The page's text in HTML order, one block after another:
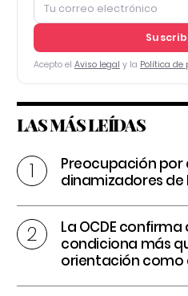
Acepto el Aviso legal y la Política de
LAS MÁS LEÍDAS
Preocupación por
dinamizadores de
La OCDE
condiciona más
orientación